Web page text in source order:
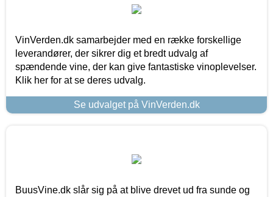
VinVerden.dk samarbejder med en række forskellige
leverandører, der sikrer dig et bredt udvalg af
spændende vine, der kan give fantastiske vinoplevelser.
Klik her for at se deres udvalg.
Se udvalget på VinVerden.dk
BuusVine.dk slår sig på at blive drevet ud fra sunde og